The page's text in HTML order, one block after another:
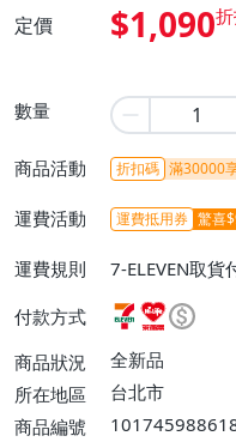
定價 $1,090
數量
商品活動 折扣碼 滿30000
運費活動 運費抵用券 驚喜
運費規則
7-ELEVEN取
或消費滿
不付款【免運
運費$60、滿5
費】、宅配/貨
付款方式
商品狀況
全新品
所在地區
台北市
商品編號